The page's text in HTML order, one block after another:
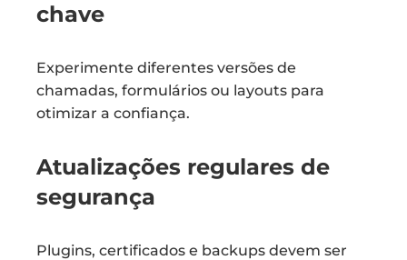
chave
Experimente diferentes versões de
chamadas, formulários ou layouts para
otimizar a confiança.
Atualizações regulares de
segurança
Plugins, certificados e backups devem ser